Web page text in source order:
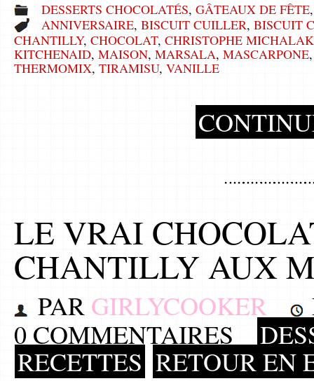
DESSERTS CHOCOLATÉS, GÂTEAUX DE FÊTE
ANNIVERSAIRE, BISCUIT CUILLER, BISCUIT
CHANTILLY, CHOCOLAT, CHRISTOPHE MICHALAK
KITCHENAID, MAISON, MARSALA, MASCARPONE
THERMOMIX, TIRAMISU, VANILLE
LE VRAI
CHANTILLY AUX
PAR GIRLYCOOKER
0 COMMENTAIRES
RECETTES RETOUR EN